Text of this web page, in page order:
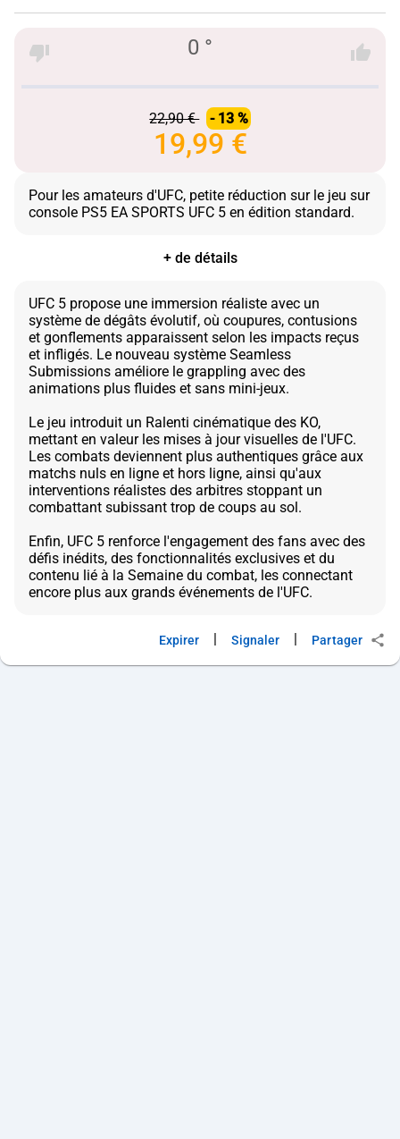
0 °
22,90 € - 13 %
19,99 €
Pour les amateurs d'UFC, petite réduction sur le jeu sur
+ de détails
UFC 5 propose une immersion réaliste avec un
système de dégâts évolutif, où coupures, contusions
et gonflements apparaissent selon les impacts reçus
et infligés. Le nouveau système Seamless
Submissions améliore le grappling avec des
animations plus fluides et sans mini-jeux.
Le jeu introduit un Ralenti cinématique des KO,
mettant en valeur les mises à jour visuelles de l'UFC.
Les combats deviennent plus authentiques grâce aux
matchs nuls en ligne et hors ligne, ainsi qu'aux
interventions réalistes des arbitres stoppant un
combattant subissant trop de coups au sol.
Enfin, UFC 5 renforce l'engagement des fans avec des
défis inédits, des fonctionnalités exclusives et du
contenu lié à la Semaine du combat, les connectant
Expirer | Signaler | Partager